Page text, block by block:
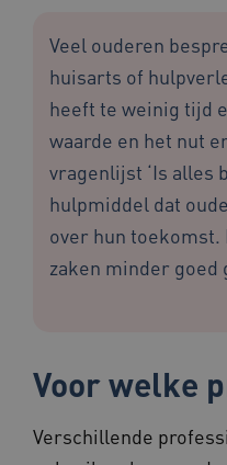
Veel ouderen
huisarts of
heeft te weinig tijd
waarde en het nut
vragenlijst ‘Is alles
hulpmiddel dat
over hun
zaken minder goed
Voor welke
Verschillende